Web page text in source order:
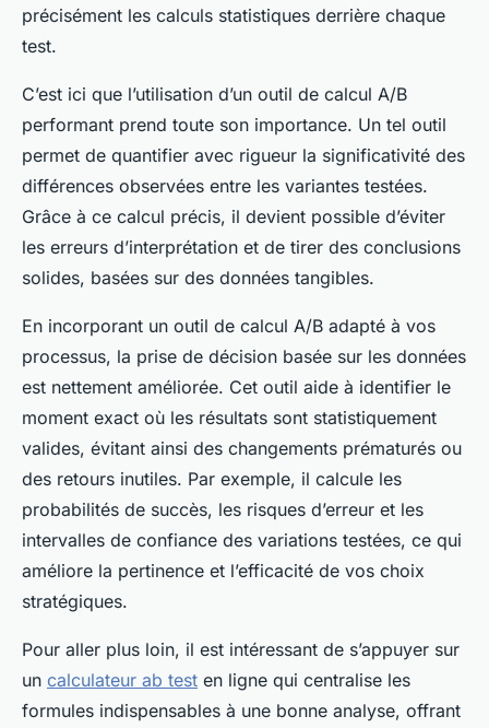
précisément les calculs statistiques derrière chaque
test.
C’est ici que l’utilisation d’un outil de calcul A/B
performant prend toute son importance. Un tel outil
permet de quantifier avec rigueur la significativité des
différences observées entre les variantes testées.
Grâce à ce calcul précis, il devient possible d’éviter
les erreurs d’interprétation et de tirer des conclusions
solides, basées sur des données tangibles.
En incorporant un outil de calcul A/B adapté à vos
processus, la prise de décision basée sur les données
est nettement améliorée. Cet outil aide à identifier le
moment exact où les résultats sont statistiquement
valides, évitant ainsi des changements prématurés ou
des retours inutiles. Par exemple, il calcule les
probabilités de succès, les risques d’erreur et les
intervalles de confiance des variations testées, ce qui
améliore la pertinence et l’efficacité de vos choix
stratégiques.
Pour aller plus loin, il est intéressant de s’appuyer sur
un calculateur ab test en ligne qui centralise les
formules indispensables à une bonne analyse, offrant